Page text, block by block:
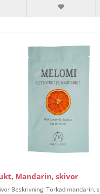
Mandarin, skivor
Beskrivning: Torkad mandarin,